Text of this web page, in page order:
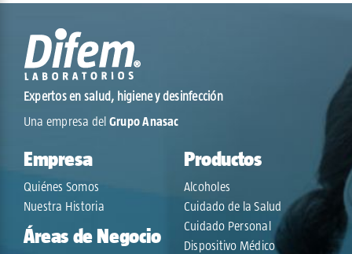
Expertos en salud, higiene y desinfección
Una empresa del Grupo Anasac
Empresa
Quiénes Somos
Nuestra Historia
Áreas de Negocio
Productos
Alcoholes
Cuidado de la Salud
Cuidado Personal
Dispositivo Médico